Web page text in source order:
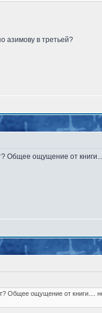
азимову в третьей?
Общее ощущение от
Общее ощущение от книги....